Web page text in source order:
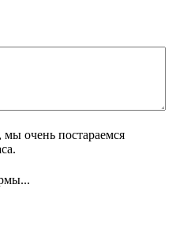
мы очень постараемся